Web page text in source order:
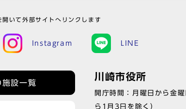
いて外部サイトへリンクします
Instagram LINE
施設一覧
川崎市役所
開庁時間：月曜日から金
ら1月3日を除く）